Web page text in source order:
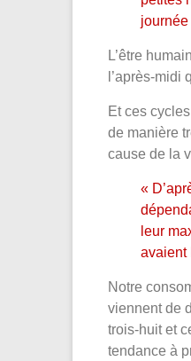
journée
L’être
l’après-midi
Et ces
de manière
cause de la
«
leur
avaient
Notre
viennent de
trois-huit et
tendance à